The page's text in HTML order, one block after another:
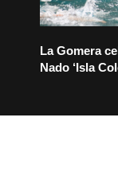
La Gomera
Nado ‘Isla